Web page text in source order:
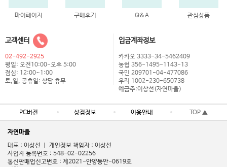
마이페이지 구매후기 Q&A 관심상품
고객센터
02-492-2925
평일: 오전10:00-오후 5:00
점심: 12:00~1:00
토,일, 공휴일: 상담 휴무
입금계좌정보
카카오 3333-34-5462409
농협 356-1495-1143-13
국민 209701-04-477086
우리 1002-230-650738
예금주:이상선(자연마을)
PC버전 상점정보 이용안내 TOP ▲
자연마을
대표 : 이상선 ㅣ 개인정보 책임자 : 이상선
사업자 등록번호 : 548-02-02256
통신판매업신고번호 : 제2021-안양동안-0619호